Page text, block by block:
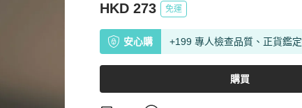
HKD 273 免運
安心購 +199 專人檢查品質、正貨鑑定
購買